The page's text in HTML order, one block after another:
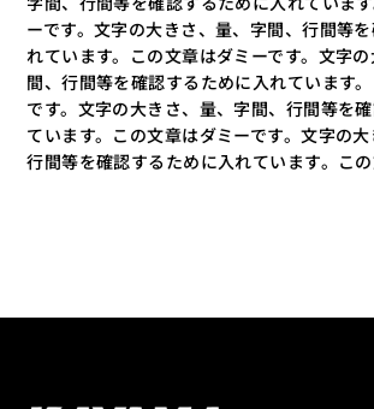
ーです。文字の大きさ、量、字間、行間等
れています。この文章はダミーです。文字
間、行間等を確認するために入れています
です。文字の大きさ、量、字間、行間等を
ています。この文章はダミーです。文字の大
行間等を確認するために入れています。こ